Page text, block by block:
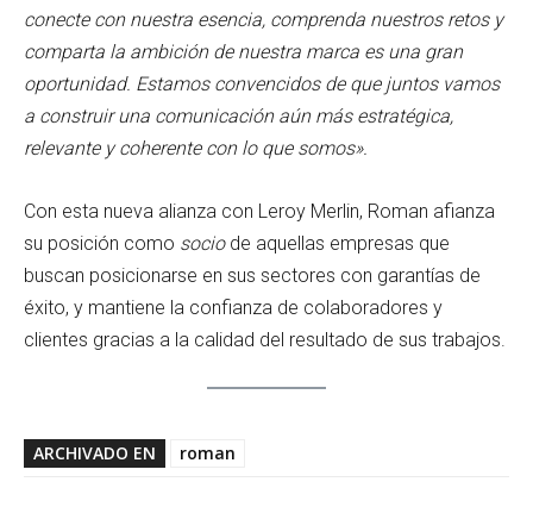
conecte con nuestra esencia, comprenda nuestros retos y
comparta la ambición de nuestra marca es una gran
oportunidad. Estamos convencidos de que juntos vamos
a construir una comunicación aún más estratégica,
relevante y coherente con lo que somos».
Con esta nueva alianza con Leroy Merlin, Roman afianza
su posición como sociode aquellas empresas que
buscan posicionarse en sus sectores con garantías de
éxito, y mantiene la confianza de colaboradores y
clientes gracias a la calidad del resultado de sus trabajos.
ARCHIVADO EN roman